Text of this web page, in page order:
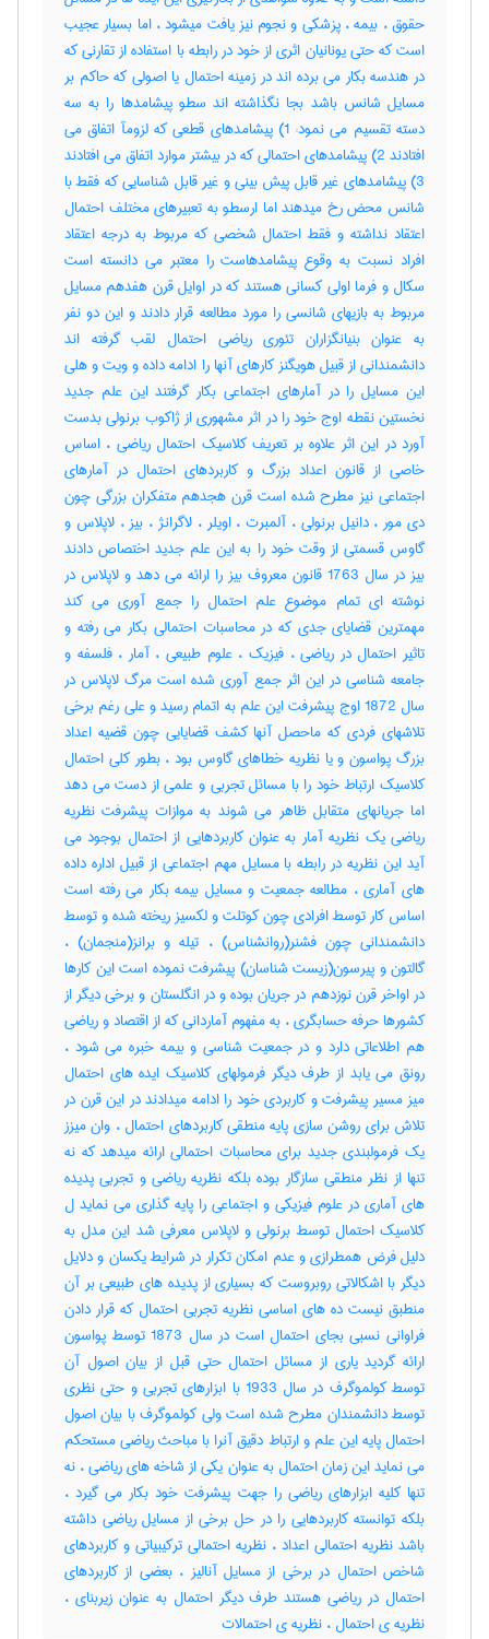
حقوق ، بیمه ، پزشکی و نجوم نیز یافت میشود ، اما بسیار عجیب
است که حتی یونانیان اثری از خود در رابطه با استفاده از تقارنی که
در هندسه بکار می برده اند در زمینه احتمال یا اصولی که حاکم بر
مسایل شانس باشد بجا نگذاشته اند سطو پیشامدها را به سه
دسته تقسیم می نمود: 1) پیشامدهای قطعی که لزومآ اتفاق می
افتادند 2) پیشامدهای احتمالی که در بیشتر موارد اتفاق می افتادند
3) پیشامدهای غیر قابل پیش بینی و غیر قابل شناسایی که فقط با
شانس محض رخ میدهند اما ارسطو به تعبیرهای مختلف احتمال
اعتقاد نداشته و فقط احتمال شخصی که مربوط به درجه اعتقاد
افراد نسبت به وقوع پیشامدهاست را معتبر می دانسته است
سکال و فرما اولی کسانی هستند که در اوایل قرن هفدهم مسایل
مربوط به بازیهای شانسی را مورد مطالعه قرار دادند و این دو نفر
به عنوان بنیانگزاران تئوری ریاضی احتمال لقب گرفته اند
دانشمندانی از قبیل هویگنز کارهای آنها را ادامه داده و ویت و هلی
این مسایل را در آمارهای اجتماعی بکار گرفتند این علم جدید
نخستین نقطه اوج خود را در اثر مشهوری از ژاکوب برنولی بدست
آورد در این اثر علاوه بر تعریف کلاسیک احتمال ریاضی ، اساس
خاصی از قانون اعداد بزرگ و کاربردهای احتمال در آمارهای
اجتماعی نیز مطرح شده است قرن هجدهم متفکران بزرگی چون
دی مور ، دانیل برنولی ، آلمبرت ، اویلر ، لاگرانژ ، بیز ، لاپلاس و
گاوس قسمتی از وقت خود را به این علم جدید اختصاص دادند
بیز در سال 1763 قانون معروف بیز را ارائه می دهد و لاپلاس در
نوشته ای تمام موضوع علم احتمال را جمع آوری می کند
مهمترین قضایای جدی که در محاسبات احتمالی بکار می رفته و
تاثیر احتمال در ریاضی ، فیزیک ، علوم طبیعی ، آمار ، فلسفه و
جامعه شناسی در این اثر جمع آوری شده است مرگ لاپلاس در
سال 1872 اوج پیشرفت این علم به اتمام رسید و علی رغم برخی
تلاشهای فردی که ماحصل آنها کشف قضایایی چون قضیه اعداد
بزرگ پواسون و یا نظریه خطاهای گاوس بود ، بطور کلی احتمال
کلاسیک ارتباط خود را با مسائل تجربی و علمی از دست می دهد
اما جریانهای متقابل ظاهر می شوند به موازات پیشرفت نظریه
ریاضی یک نظریه آمار به عنوان کاربردهایی از احتمال بوجود می
آید این نظریه در رابطه با مسایل مهم اجتماعی از قبیل اداره داده
های آماری ، مطالعه جمعیت و مسایل بیمه بکار می رفته است
اساس کار توسط افرادی چون کوتلت و لکسیز ریخته شده و توسط
دانشمندانی چون فشنر(روانشناس) ، تیله و برانز(منجمان) ،
گالتون و پیرسون(زیست شناسان) پیشرفت نموده است این کارها
در اواخر قرن نوزدهم در جریان بوده و در انگلستان و برخی دیگر از
کشورها حرفه حسابگری ، به مفهوم آماردانی که از اقتصاد و ریاضی
هم اطلاعاتی دارد و در جمعیت شناسی و بیمه خبره می شود ،
رونق می یابد از طرف دیگر فرمولهای کلاسیک ایده های احتمال
میز مسیر پیشرفت و کاربردی خود را ادامه میدادند در این قرن در
تلاش برای روشن سازی پایه منطقی کاربردهای احتمال ، وان میزز
یک فرمولبندی جدید برای محاسبات احتمالی ارائه میدهد که نه
تنها از نظر منطقی سازگار بوده بلکه نظریه ریاضی و تجربی پدیده
های آماری در علوم فیزیکی و اجتماعی را پایه گذاری می نماید ل
کلاسیک احتمال توسط برنولی و لاپلاس معرفی شد این مدل به
دلیل فرض همطرازی و عدم امکان تکرار در شرایط یکسان و دلایل
دیگر با اشکالاتی روبروست که بسیاری از پدیده های طبیعی بر آن
منطبق نیست ده های اساسی نظریه تجربی احتمال که قرار دادن
فراوانی نسبی بجای احتمال است در سال 1873 توسط پواسون
ارائه گردید یاری از مسائل احتمال حتی قبل از بیان اصول آن
توسط کولموگرف در سال 1933 با ابزارهای تجربی و حتی نظری
توسط دانشمندان مطرح شده است ولی کولموگرف با بیان اصول
احتمال پایه این علم و ارتباط دقیق آنرا با مباحث ریاضی مستحکم
می نماید این زمان احتمال به عنوان یکی از شاخه های ریاضی ، نه
تنها کلیه ابزارهای ریاضی را جهت پیشرفت خود بکار می گیرد ،
بلکه توانسته کاربردهایی را در حل برخی از مسایل ریاضی داشته
باشد نظریه احتمالی اعداد ، نظریه احتمالی ترکیبیاتی و کاربردهای
شاخص احتمال در برخی از مسایل آنالیز ، بعضی از کاربردهای
احتمال در ریاضی هستند طرف دیگر احتمال به عنوان زیربنای ،
نظریه ی احتمال ، نظریه ی احتمالات